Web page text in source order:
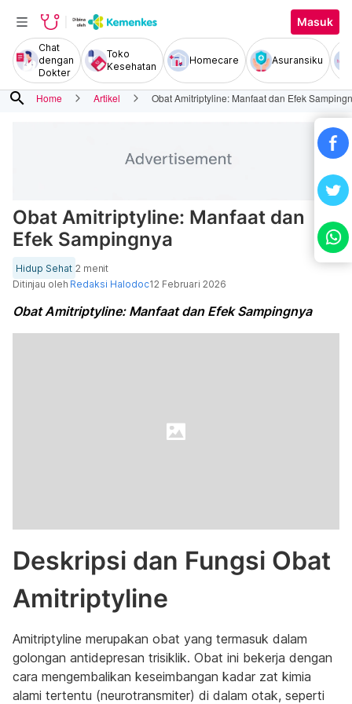
Masuk
Chat
dengan
Dokter
Toko
Kesehatan
Homecare Asuransiku
search Home Artikel Obat Amitriptyline: Manfaat dan Efek
Obat Amitriptyline: Manfaat dan
Efek Sampingnya
Hidup Sehat 2 menit
Ditinjau oleh Redaksi Halodoc12 Februari 2026
Obat Amitriptyline: Manfaat dan Efek Sampingnya
Deskripsi dan Fungsi Obat
Amitriptyline
Amitriptyline merupakan obat yang termasuk dalam
golongan antidepresan trisiklik. Obat ini bekerja dengan
cara mengembalikan keseimbangan kadar zat kimia
alami tertentu (neurotransmiter) di dalam otak, seperti